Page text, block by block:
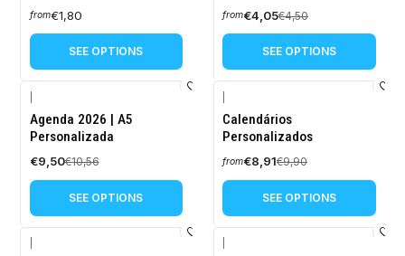
from€1,80
SEE OPTIONS
from€4,05€4,50
SEE OPTIONS
-10%
OFF
Agenda 2026 | A5
Personalizada
€9,50€10,56
SEE OPTIONS
-10%
OFF
Calendários
Personalizados
from€8,91€9,90
SEE OPTIONS